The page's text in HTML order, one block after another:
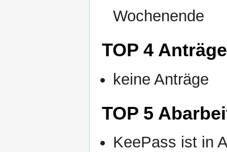
Wochenende
TOP 4 Anträge
keine Anträge
TOP 5
KeePass ist in